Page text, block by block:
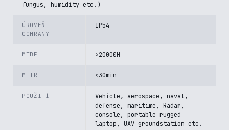
fungus, humidity etc.)
ÚROVEŇ
OCHRANY
IP54
MTBF >20000H
MTTR <30min
POUŽITÍ
Vehicle, aerospace, naval,
defense, maritime, Radar,
console, portable rugged
laptop, UAV groundstation etc.